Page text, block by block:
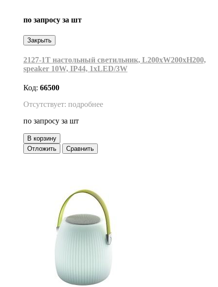
по запросу за шт
Закрыть
2127-1T настольный светильник, L200xW200хH200,
speaker 10W, IP44, 1xLED/3W
Код: 66500
Отсутствует: подробнее
по запросу за шт
В корзину
Отложить
Сравнить